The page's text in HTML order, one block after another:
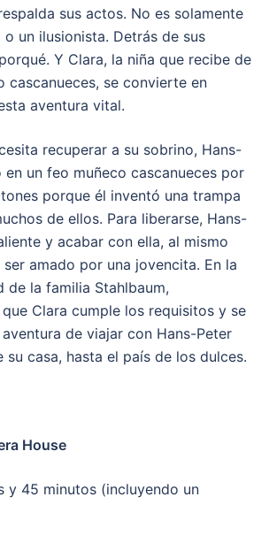
sus actos. No es solamente
un ilusionista. Detrás de sus
Y Clara, la niña que recibe de
cascanueces, se convierte en
aventura vital.
recuperar a su sobrino, Hans-
un feo muñeco cascanueces por
porque él inventó una trampa
de ellos. Para liberarse, Hans-
y acabar con ella, al mismo
amado por una jovencita. En la
de la familia Stahlbaum,
Clara cumple los requisitos y se
de viajar con Hans-Peter
su casa, hasta el país de los dulces.
House
y 45 minutos (incluyendo un